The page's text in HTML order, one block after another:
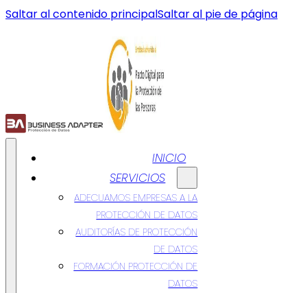
Saltar al contenido principalSaltar al pie de página
INICIO
SERVICIOS
ADECUAMOS EMPRESAS A LA
PROTECCIÓN DE DATOS
AUDITORÍAS DE PROTECCIÓN
DE DATOS
FORMACIÓN PROTECCIÓN DE
DATOS